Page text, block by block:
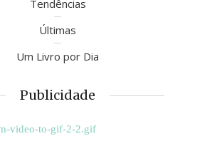
Tendências
Últimas
Um Livro por Dia
Publicidade